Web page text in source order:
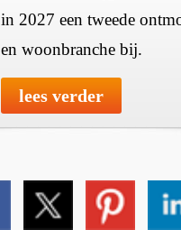
in 2027 een tweede
en woonbranche bij.
lees verder